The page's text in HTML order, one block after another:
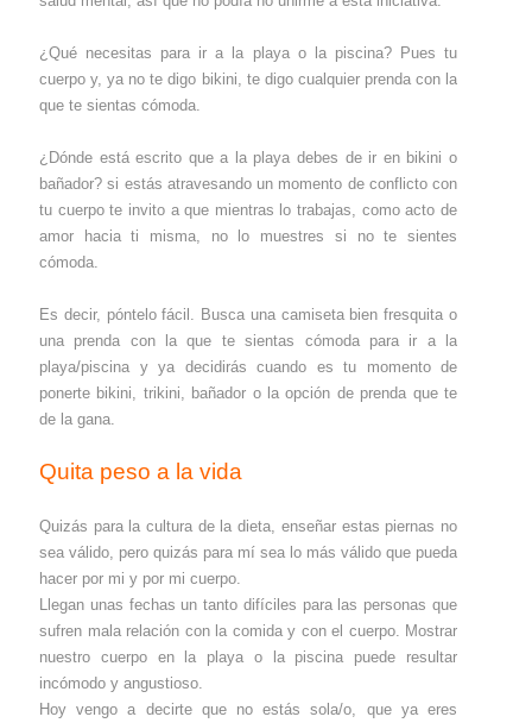
⁣¿Qué necesitas para ir a la playa o la piscina? Pues tu
cuerpo y, ya no te digo bikini, te digo cualquier prenda con la
que te sientas cómoda.
¿Dónde está escrito que a la playa debes de ir en bikini o
bañador? si estás atravesando un momento de conflicto con
tu cuerpo te invito a que mientras lo trabajas, como acto de
amor hacia ti misma, no lo muestres si no te sientes
cómoda. ⁣
Es decir, póntelo fácil. Busca una camiseta bien fresquita o
una prenda con la que te sientas cómoda para ir a la
playa/piscina y ya decidirás cuando es tu momento de
ponerte bikini, trikini, bañador o la opción de prenda que te
de la gana.⁣
Quita peso a la vida
Quizás para la cultura de la dieta, enseñar estas piernas no
sea válido, pero quizás para mí sea lo más válido que pueda
hacer por mi y por mi cuerpo.
Llegan unas fechas un tanto difíciles para las personas que
sufren mala relación con la comida y con el cuerpo. Mostrar
nuestro cuerpo en la playa o la piscina puede resultar
incómodo y angustioso.
Hoy vengo a decirte que no estás sola/o, que ya eres